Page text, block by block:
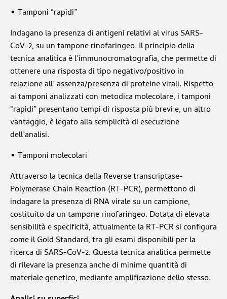
• Tamponi “rapidi”
Indagano la presenza di antigeni relativi al virus SARS-
CoV-2, su un tampone rinofaringeo. Il principio della
tecnica analitica è l’immunocromatografia, che permette di
ottenere una risposta di tipo negativo/positivo in
relazione all’ assenza/presenza di proteine virali. Rispetto
ai tamponi analizzati con metodica molecolare, i tamponi
“rapidi” presentano tempi di risposta più brevi e, un altro
vantaggio, è legato alla semplicità di esecuzione
dell’analisi.
• Tamponi molecolari
Attraverso la tecnica della Reverse transcriptase-
Polymerase Chain Reaction (RT-PCR), permettono di
indagare la presenza di RNA virale su un campione,
costituito da un tampone rinofaringeo. Dotata di elevata
sensibilità e specificità, attualmente la RT-PCR si configura
come il Gold Standard, tra gli esami disponibili per la
ricerca di SARS-CoV-2. Questa tecnica analitica permette
di rilevare la presenza anche di minime quantità di
materiale genetico, mediante amplificazione dello stesso.